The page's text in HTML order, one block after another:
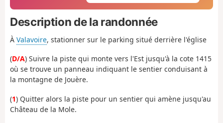
Description de la randonnée
À Valavoire, stationner sur le parking situé derrière l'église
(D/A) Suivre la piste qui monte vers l'Est jusqu'à la cote 1415
où se trouve un panneau indiquant le sentier conduisant à
la montagne de Jouère.
(1) Quitter alors la piste pour un sentier qui amène jusqu'au
Château de la Mole.